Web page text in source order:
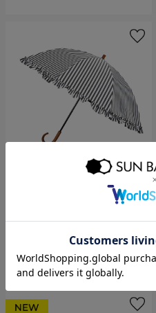
折りたたみ日傘
２段折 フリル / 白黒ストライプ